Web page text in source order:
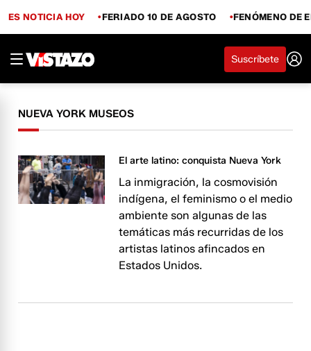
ES NOTICIA HOY FERIADO 10 DE AGOSTO FENÓMENO DE
Suscríbete
NUEVA YORK MUSEOS
El arte latino: conquista Nueva York
La inmigración, la cosmovisión
indígena, el feminismo o el medio
ambiente son algunas de las
temáticas más recurridas de los
artistas latinos afincados en
Estados Unidos.